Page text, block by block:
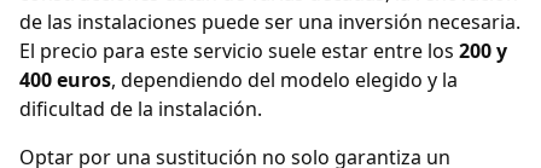
de las instalaciones puede ser una inversión necesaria.
El precio para este servicio suele estar entre los 200 y
400 euros, dependiendo del modelo elegido y la
dificultad de la instalación.
Optar por una sustitución no solo garantiza un